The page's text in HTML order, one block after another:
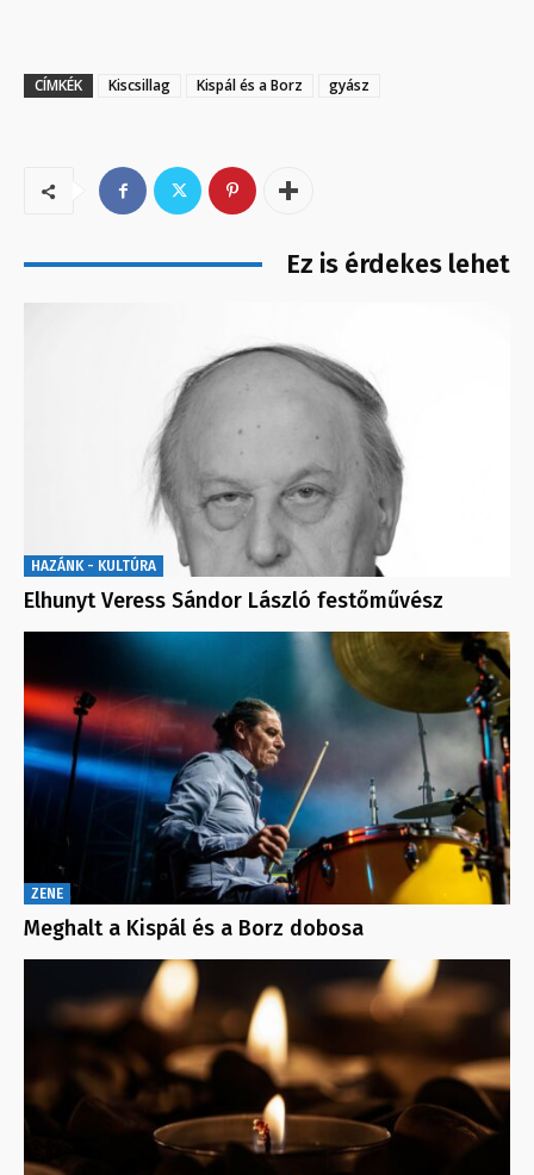
CÍMKÉK Kiscsillag Kispál és a Borz gyász
Ez is érdekes lehet
HAZÁNK - KULTÚRA
Elhunyt Veress Sándor László festőművész
ZENE
Meghalt a Kispál és a Borz dobosa